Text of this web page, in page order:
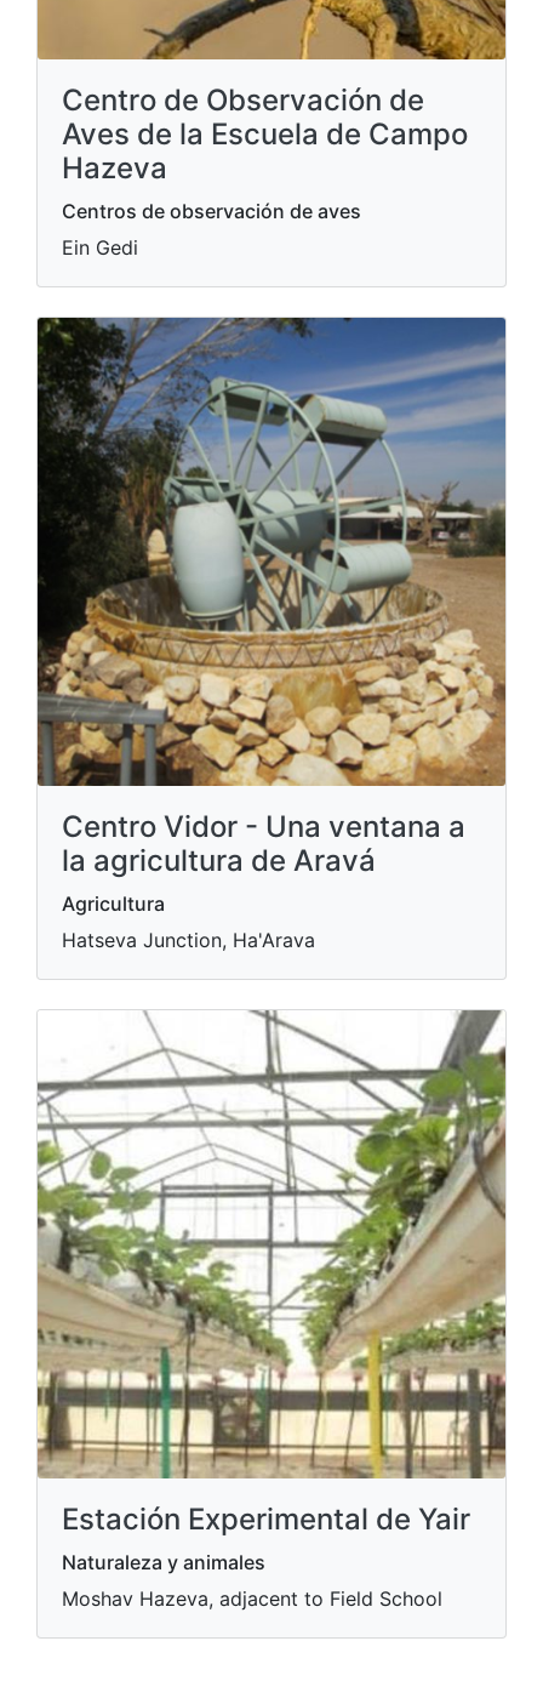
Centro de Observación de
Aves de la Escuela de Campo
Hazeva
Centros de observación de aves
Ein Gedi
Centro Vidor - Una ventana a
la agricultura de Aravá
Agricultura
Hatseva Junction, Ha'Arava
Estación Experimental de Yair
Naturaleza y animales
Moshav Hazeva, adjacent to Field School